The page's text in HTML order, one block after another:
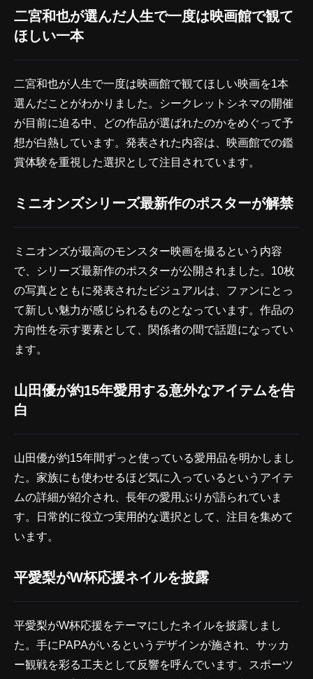
二宮和也が選んだ人生で一度は映画館で観て
ほしい一本
二宮和也が人生で一度は映画館で観てほしい映画を1本
選んだことがわかりました。シークレットシネマの開催
が目前に迫る中、どの作品が選ばれたのかをめぐって予
想が白熱しています。発表された内容は、映画館での鑑
賞体験を重視した選択として注目されています。
ミニオンズシリーズ最新作のポスターが解禁
ミニオンズが最高のモンスター映画を撮るという内容
で、シリーズ最新作のポスターが公開されました。10枚
の写真とともに発表されたビジュアルは、ファンにとっ
て新しい魅力が感じられるものとなっています。作品の
方向性を示す要素として、関係者の間で話題になってい
ます。
山田優が約15年愛用する意外なアイテムを告
白
山田優が約15年間ずっと使っている愛用品を明かしまし
た。家族にも使わせるほど気に入っているというアイテ
ムの詳細が紹介され、長年の愛用ぶりが語られていま
す。日常的に役立つ実用的な選択として、注目を集めて
います。
平愛梨がW杯応援ネイルを披露
平愛梨がW杯応援をテーマにしたネイルを披露しまし
た。手にPAPAがいるというデザインが施され、サッカ
ー観戦を彩る工夫として反響を呼んでいます。スポーツ